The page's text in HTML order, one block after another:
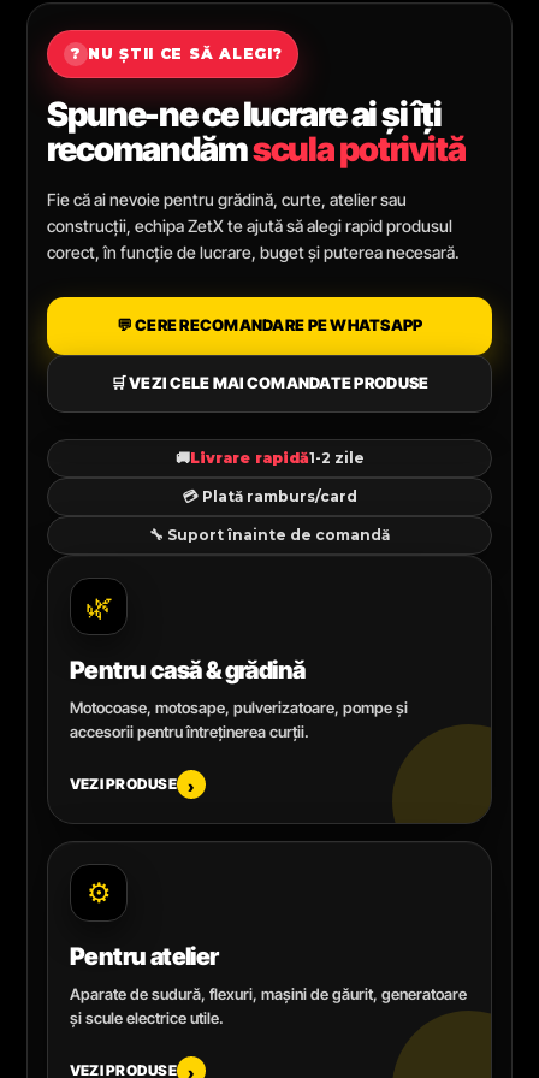
? NU ȘTII CE SĂ ALEGI?
Spune-ne ce lucrare ai și îți
recomandămscula potrivită
Fie că ai nevoie pentru grădină, curte, atelier sau
construcții, echipa ZetX te ajută să alegi rapid produsul
corect, în funcție de lucrare, buget și puterea necesară.
💬 CERE RECOMANDARE PE WHATSAPP
🛒 VEZI CELE MAI COMANDATE PRODUSE
🚚Livrare rapidă1-2 zile
💳 Plată ramburs/card
🔧 Suport înainte de comandă
🌿
Pentru casă & grădină
Motocoase, motosape, pulverizatoare, pompe și
accesorii pentru întreținerea curții.
VEZI PRODUSE ›
⚙️
Pentru atelier
Aparate de sudură, flexuri, mașini de găurit, generatoare
și scule electrice utile.
VEZI PRODUSE ›